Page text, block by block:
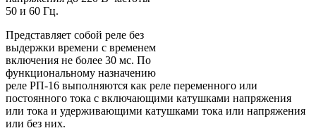
50 и 60 Гц.
Представляет собой реле без
выдержки времени с временем
включения не более 30 мс. По
функциональному назначению
реле РП-16 выполняются как реле переменного или
постоянного тока с включающими катушками напряжения
или тока и удерживающими катушками тока или напряжения
или без них.